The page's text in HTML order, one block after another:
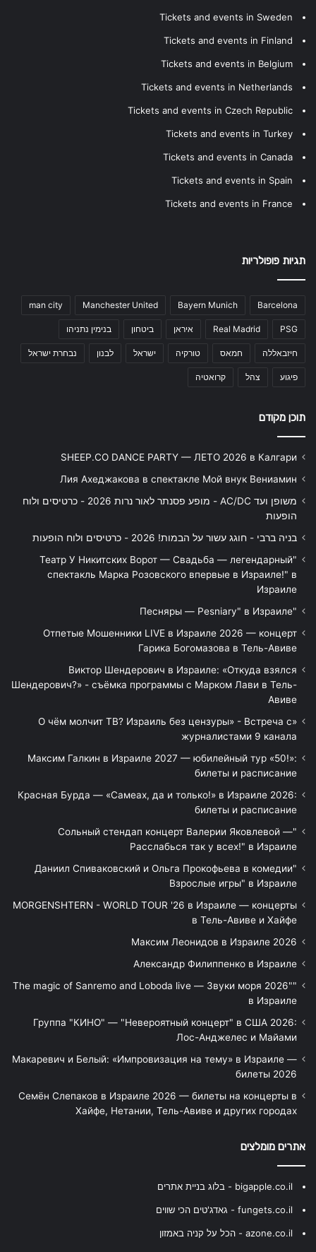
Tickets and events in Sweden
Tickets and events in Finland
Tickets and events in Belgium
Tickets and events in Netherlands
Tickets and events in Czech Republic
Tickets and events in Turkey
Tickets and events in Canada
Tickets and events in Spain
Tickets and events in France
תגיות פופולריות
Barcelona
Bayern Munich
Manchester United
man city
PSG
Real Madrid איראן ביטחון בנימין נתניהו
חיזבאללה חמאס טורקיה ישראל לבנון נבחרת ישראל
פיגוע צהל קרואטיה
תוכן מקודם
SHEEP.CO DANCE PARTY — ЛЕТО 2026 в Калгари
Лия Ахеджакова в спектакле Мой внук Вениамин
משופן ועד AC/DC - מופע פסנתר לאור נרות 2026 - כרטיסים ולוח
הופעות
בניה ברבי - חוגג עשור על הבמות! 2026 - כרטיסים ולוח הופעות
"Театр У Никитских Ворот — Свадьба — легендарный
спектакль Марка Розовского впервые в Израиле!" в
Израиле
"Песняры — Pesniary" в Израиле
Отпетые Мошенники LIVE в Израиле 2026 — концерт
Гарика Богомазова в Тель-Авиве
Виктор Шендерович в Израиле: «Откуда взялся
Шендерович?» - съёмка программы с Марком Лави в Тель-
Авиве
«О чём молчит ТВ? Израиль без цензуры» - Встреча с
журналистами 9 канала
Максим Галкин в Израиле 2027 — юбилейный тур «50!»:
билеты и расписание
Красная Бурда — «Самеах, да и только!» в Израиле 2026:
билеты и расписание
"Сольный стендап концерт Валерии Яковлевой —
Расслабься так у всех!" в Израиле
"Даниил Спиваковский и Ольга Прокофьева в комедии
Взрослые игры" в Израиле
MORGENSHTERN - WORLD TOUR '26 в Израиле — концерты
в Тель-Авиве и Хайфе
Максим Леонидов в Израиле 2026
Александр Филиппенко в Израиле
"The magic of Sanremo and Loboda live — Звуки моря 2026"
в Израиле
Группа "КИНО" — "Невероятный концерт" в США 2026:
Лос-Анджелес и Майами
Макаревич и Белый: «Импровизация на тему» в Израиле —
билеты 2026
Семён Слепаков в Израиле 2026 — билеты на концерты в
Хайфе, Нетании, Тель-Авиве и других городах
אתרים מומלצים
bigapple.co.il - בלוג בניית אתרים
fungets.co.il - גאדג'טים הכי שווים
azone.co.il - הכל על קניה באמזון